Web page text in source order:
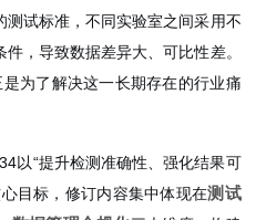
试标准，不同实验室之间采用不
，导致数据差异大、可比性差。
为了解决这一长期存在的行业痛
以“提升检测准确性、强化结果可
目标，修订内容集中体现在测试